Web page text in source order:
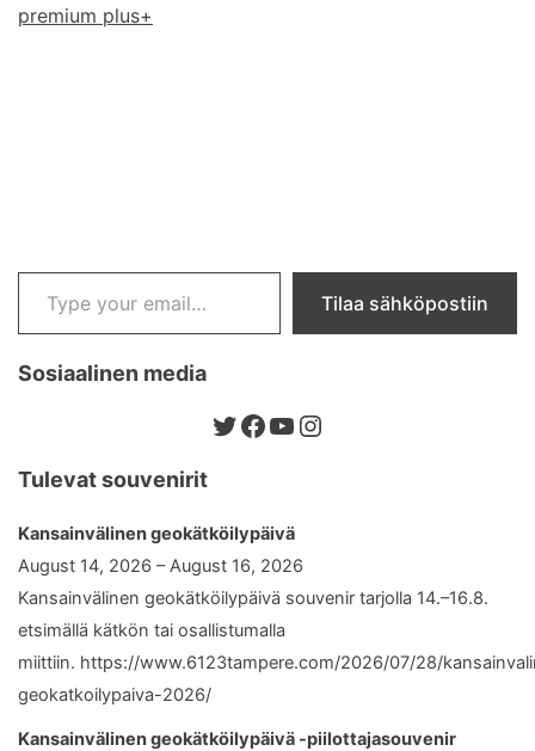
premium plus+
Type your email…
Tilaa sähköpostiin
Sosiaalinen media
Twitter
Facebook
YouTube
Instagram
Tulevat souvenirit
Kansainvälinen geokätköilypäivä
August 14, 2026 – August 16, 2026
Kansainvälinen geokätköilypäivä souvenir tarjolla 14.–16.8.
etsimällä kätkön tai osallistumalla
miittiin. https://www.6123tampere.com/2026/07/28/
geokatkoilypaiva-2026/
Kansainvälinen geokätköilypäivä -piilottajasouvenir